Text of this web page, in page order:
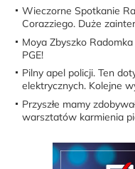
Wieczorne Spotkanie
Corazziego. Duże
Moya Zbyszko
PGE!
Pilny apel policji. Ten
elektrycznych. Kolejne
Przyszłe mamy
warsztatów karmienia